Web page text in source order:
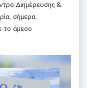
Διημέρευσης &
σήμερα,
το άμεσο